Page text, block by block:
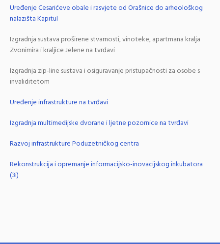
Uređenje Cesarićeve obale i rasvjete od Orašnice do arheološkog
nalazišta Kapitul
Izgradnja sustava proširene stvarnosti, vinoteke, apartmana kralja
Zvonimira i kraljice Jelene na tvrđavi
Izgradnja zip-line sustava i osiguravanje pristupačnosti za osobe s
invaliditetom
Uređenje infrastrukture na tvrđavi
Izgradnja multimedijske dvorane i ljetne pozornice na tvrđavi
Razvoj infrastrukture Poduzetničkog centra
Rekonstrukcija i opremanje informacijsko-inovacijskog inkubatora
(3i)